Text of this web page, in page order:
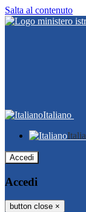
Salta al contenuto
Italiano
Accedi
Accedi
button close ×